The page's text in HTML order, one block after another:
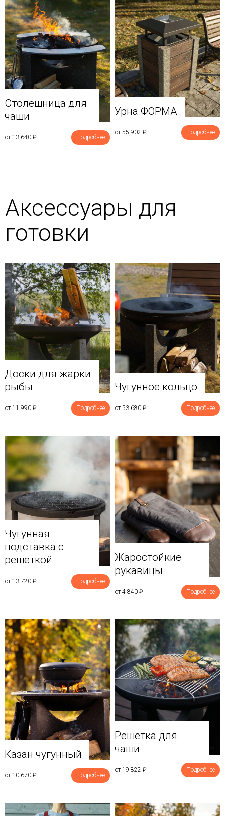
Столешница для
чаши
от 13 640 ₽ Подробнее
Урна ФОРМА
от 55 902 ₽ Подробнее
Аксессуары для
готовки
Доски для жарки
рыбы
от 11 990 ₽ Подробнее
Чугунное кольцо
от 53 680 ₽ Подробнее
Чугунная
подставка с
решеткой
от 13 720 ₽ Подробнее
Жаростойкие
рукавицы
от 4 840 ₽ Подробнее
Казан чугунный
от 10 670 ₽ Подробнее
Решетка для
чаши
от 19 822 ₽ Подробнее